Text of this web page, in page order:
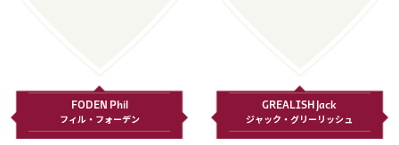
FODEN Phil
フィル・フォーデン
GREALISH Jack
ジャック・グリーリッシュ